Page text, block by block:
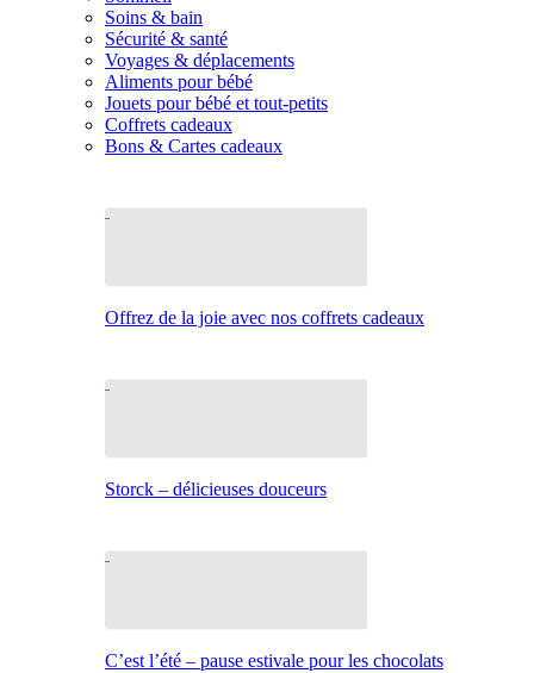
Soins & bain
Sécurité & santé
Voyages & déplacements
Aliments pour bébé
Jouets pour bébé et tout-petits
Coffrets cadeaux
Bons & Cartes cadeaux
Offrez de la joie avec nos coffrets cadeaux
Storck – délicieuses douceurs
C’est l’été – pause estivale pour les chocolats